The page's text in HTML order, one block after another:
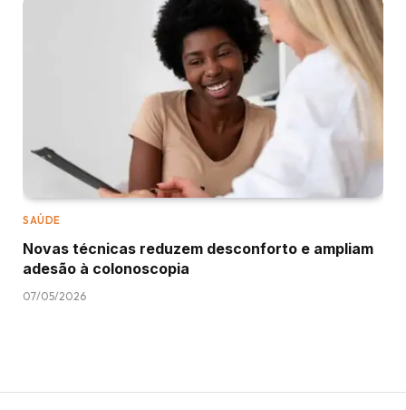
SAÚDE
Novas técnicas reduzem desconforto e ampliam
adesão à colonoscopia
07/05/2026